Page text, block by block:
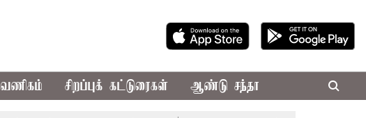
வணிகம் சிறப்புக் கட்டுரைகள் ஆண்டு சந்தா